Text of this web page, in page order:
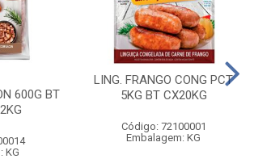
600G BT
KG
LING. FRANGO CONG PCT
5KG BT CX20KG
Código: 72100001
Embalagem: KG